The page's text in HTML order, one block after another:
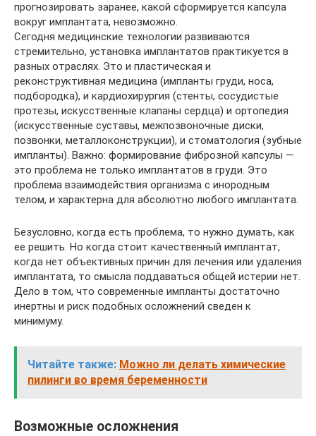
прогнозировать заранее, какой сформируется капсула
вокруг имплантата, невозможно.
Сегодня медицинские технологии развиваются
стремительно, установка имплантатов практикуется в
разных отраслях. Это и пластическая и
реконструктивная медицина (импланты груди, носа,
подбородка), и кардиохирургия (стенты, сосудистые
протезы, искусственные клапаны сердца) и ортопедия
(искусственные суставы, межпозвоночные диски,
позвонки, металлоконструкции), и стоматология (зубные
импланты). Важно: формирование фиброзной капсулы —
это проблема не только имплантатов в груди. Это
проблема взаимодействия организма с инородным
телом, и характерна для абсолютно любого имплантата.
Безусловно, когда есть проблема, то нужно думать, как
ее решить. Но когда стоит качественный имплантат,
когда нет объективных причин для лечения или удаления
имплантата, то смысла поддаваться общей истерии нет.
Дело в том, что современные импланты достаточно
инертны и риск подобных осложнений сведен к
минимуму.
Читайте также: Можно ли делать химические
пилинги во время беременности
Возможные осложнения